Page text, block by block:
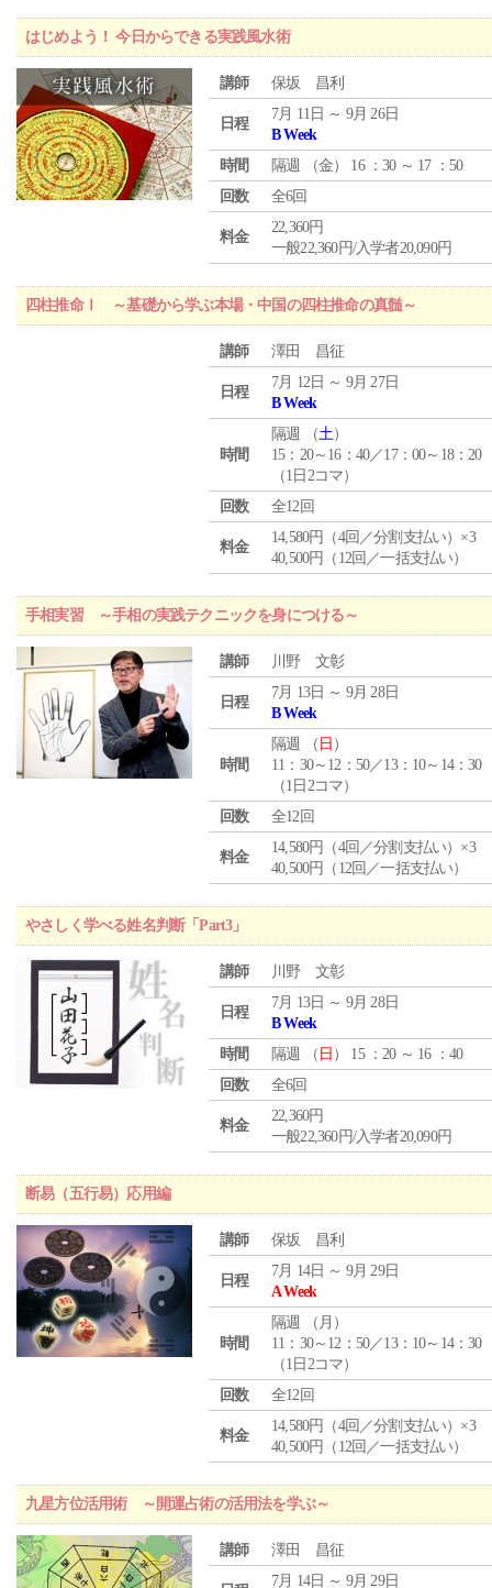
はじめよう！ 今日からできる実践風水術
講師 保坂 昌利
日程
7月 11日 ～ 9月 26日
B Week
時間
隔週 （金） 16 ：30 ～ 17 ：50
回数
全6回
料金
22,360円
一般22,360円/入学者20,090円
四柱推命Ⅰ ～基礎から学ぶ本場・中国の四柱推命の真髄～
講師 澤田 昌征
日程
7月 12日 ～ 9月 27日
B Week
時間
隔週 （土）
15：20～16：40／17：00～18：20
（1日2コマ）
回数
全12回
料金
14,580円（4回／分割支払い）×3
40,500円（12回／一括支払い）
手相実習 ～手相の実践テクニックを身につける～
講師 川野 文彰
日程
7月 13日 ～ 9月 28日
B Week
時間
隔週 （ 日 ）
11：30～12：50／13：10～14：30
（1日2コマ）
回数
全12回
料金
14,580円（4回／分割支払い）×3
40,500円（12回／一括支払い）
やさしく学べる姓名判断「Part3」
講師 川野 文彰
日程
7月 13日 ～ 9月 28日
B Week
時間
隔週 （ 日 ） 15 ：20 ～ 16 ：40
回数
全6回
料金
22,360円
一般22,360円/入学者20,090円
断易（五行易）応用編
講師 保坂 昌利
日程
7月 14日 ～ 9月 29日
A Week
時間
隔週 （ 月 ）
11：30～12：50／13：10～14：30
（1日2コマ）
回数
全12回
料金
14,580円（4回／分割支払い）×3
40,500円（12回／一括支払い）
九星方位活用術 ～開運占術の活用法を学ぶ～
講師 澤田 昌征
7月 14日 ～ 9月 29日